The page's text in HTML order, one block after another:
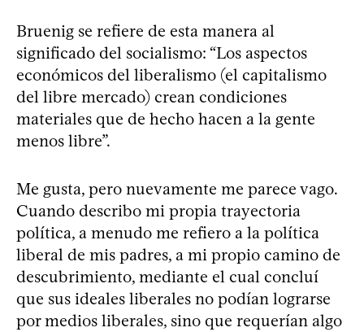
Bruenig se refiere de esta manera al
significado del socialismo: “Los aspectos
económicos del liberalismo (el capitalismo
del libre mercado) crean condiciones
materiales que de hecho hacen a la gente
menos libre”.
Me gusta, pero nuevamente me parece vago.
Cuando describo mi propia trayectoria
política, a menudo me refiero a la política
liberal de mis padres, a mi propio camino de
descubrimiento, mediante el cual concluí
que sus ideales liberales no podían lograrse
por medios liberales, sino que requerían algo